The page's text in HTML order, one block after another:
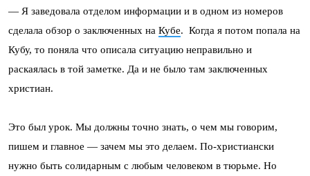
— Я заведовала отделом информации и в одном из номеров
сделала обзор о заключенных на Кубе. Когда я потом попала на
Кубу, то поняла что описала ситуацию неправильно и
раскаялась в той заметке. Да и не было там заключенных
христиан.
Это был урок. Мы должны точно знать, о чем мы говорим,
пишем и главное — зачем мы это делаем. По-христиански
нужно быть солидарным с любым человеком в тюрьме. Но